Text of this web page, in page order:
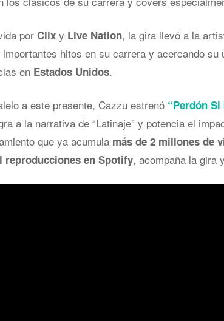
por Clix y Live Nation, la gira llevó a la
hitos en su carrera y acercando su
en Estados Unidos.
a este presente, Cazzu estrenó “Perdón Si
a la narrativa de “Latinaje” y potencia el
que ya acumula más de 2 millones de
reproducciones en Spotify, acompaña la gira